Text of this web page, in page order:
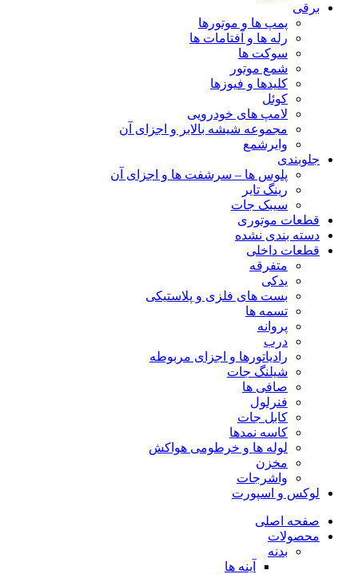
برقی
پمپ ها و موتورها
رله ها و آفتامات ها
سوکت ها
شمع موتور
کلیدها و فیوزها
کوئل
لامپ های خودرویی
مجموعه شیشه بالابر و اجزای آن
وایرشمع
جلوبندی
پلوس ها – سرشفت ها و اجزای آن
رینگ تایر
سیبک جات
قطعات موتوری
دسته بندی نشده
قطعات داخلی
متفرقه
یدکی
بست های فلزی و پلاستیکی
تسمه ها
پروانه
درب
رادیاتورها و اجزای مربوطه
شیلنگ جات
صافی ها
فنرلول
کابل جات
کاسه نمدها
لوله ها و خرطومی هواکش
مخزن
واشرجات
لوکس و اسپورت
صفحه اصلی
محصولات
بدنه
آینه ها